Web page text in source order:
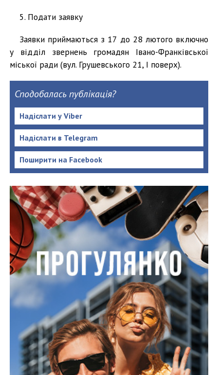
5. Подати заявку
Заявки приймаються з 17 до 28 лютого включно
у відділ звернень громадян Івано-Франківської
міської ради (вул. Грушевського 21, І поверх).
Сподобалась публікація?
Надіслати у Viber
Надіслати в Telegram
Поширити на Facebook